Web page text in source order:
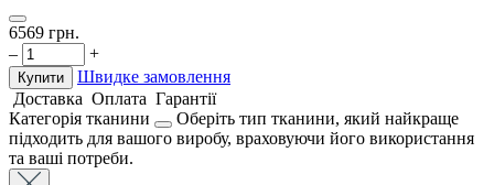
6569 грн.
–
+
Купити
Швидке замовлення
Доставка Оплата Гарантії
Категорія тканини
Оберіть тип тканини, який найкраще
підходить для вашого виробу, враховуючи його використання
та ваші потреби.